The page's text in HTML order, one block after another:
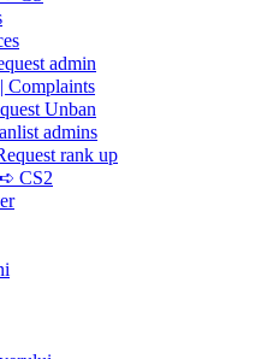
admin
Unban
admins
rank up
CS2